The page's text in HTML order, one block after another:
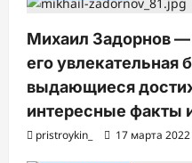
Михаил Задорнов —
его увлекательная
выдающиеся
интересные факты
pristroykin_ 17 марта 2022